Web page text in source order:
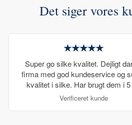
Det siger vores
★★★★★
Super go silke kvalitet. Dejligt
firma med god kundeservice og
kvalitet i silke. Har brugt dem i 5
Verificeret kunde